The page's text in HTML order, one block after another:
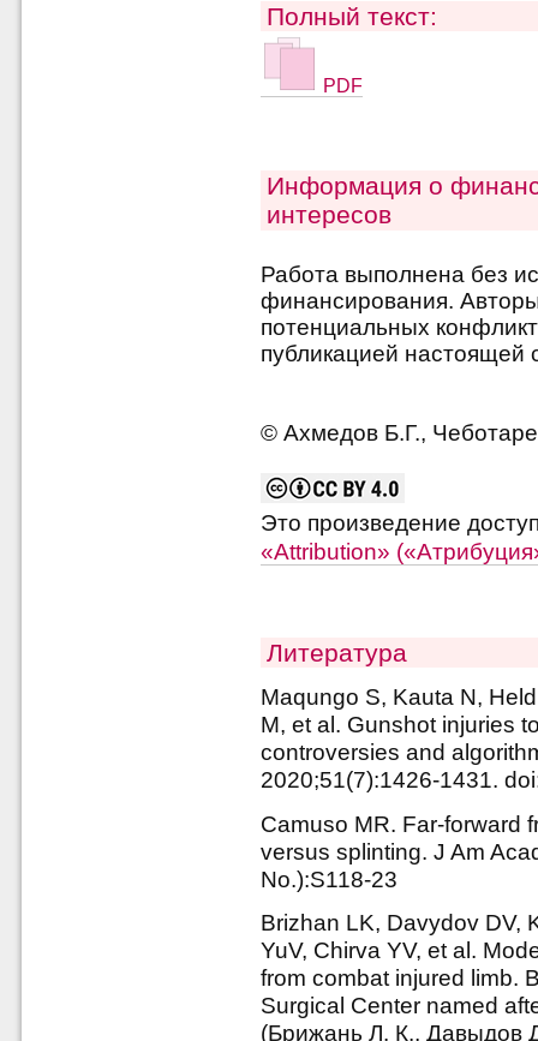
Полный текст:
PDF
Информация о
интересов
Работа выполнена без
финансирования.
потенциальных
публикацией настоящей
© Ахмедов Б.Г.,
Это произведение
«Attribution»
Литература
Maqungo S, Kauta N,
M, et al. Gunshot injuries
controversies and
2020;51(7):1426-1431.
Camuso MR. Far-forward
versus splinting. J Am
No.):S118-23
Brizhan LK, Davydov DV,
YuV, Chirva YV, et al.
from combat injured limb.
Surgical Center named
(Брижань Л. К., Давыдов